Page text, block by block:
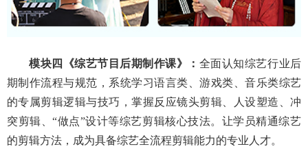
模块四 《综艺节目 后期制作课》： 全面认知综艺行业后
期制作流程与规范，系统学习语言类、游戏类、音乐类综艺
的专属剪辑逻辑与技巧，掌握反应镜头剪辑、人设塑造、冲
突剪辑、“做点”设计等综艺剪辑核心技法。 让学员精通综艺
的剪辑方法，成为具备综艺全流程剪辑能力的专业人才。